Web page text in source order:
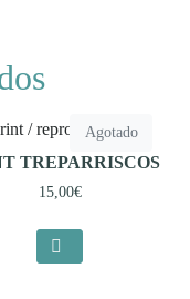
Agotado
/ reproducción
TREPARRISCOS
15,00€